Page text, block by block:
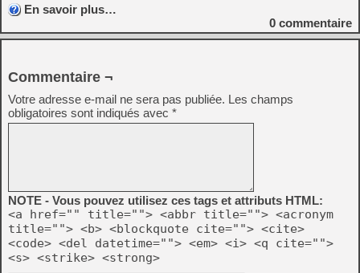
En savoir plus…
0 commentaire
Commentaire ¬
Votre adresse e-mail ne sera pas publiée. Les champs
obligatoires sont indiqués avec *
NOTE - Vous pouvez utilisez ces tags et attributs HTML:
<a href="" title=""> <abbr title=""> <acronym
title=""> <b> <blockquote cite=""> <cite>
<code> <del datetime=""> <em> <i> <q cite="">
<s> <strike> <strong>